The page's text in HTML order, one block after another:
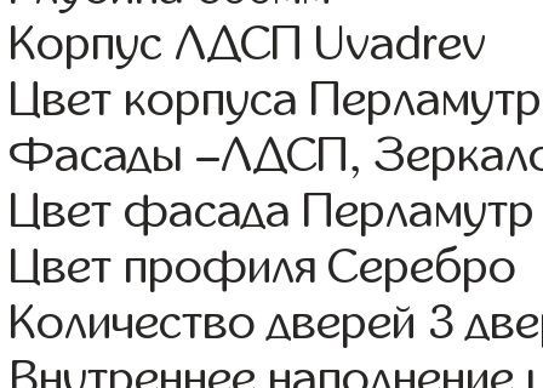
Корпус ЛДСП Uvadrev
Цвет корпуса Перламутр
Фасады –ЛДСП,
Цвет фасада Перламутр
Цвет профиля Серебро
Количество дверей 3